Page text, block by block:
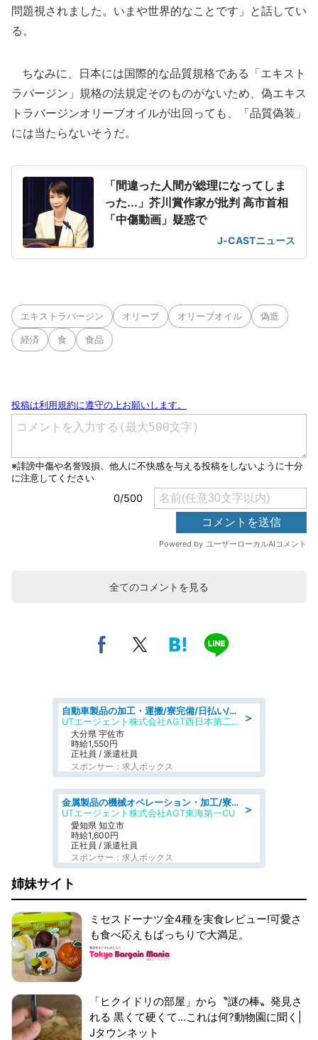
問題視されました。いまや世界的なことです」と話してい
る。
ちなみに、日本には国際的な品質規格である「エキスト
ラバージン」規格の法規定そのものがないため、偽エキス
トラバージンオリーブオイルが出回っても、「品質偽装」
には当たらないそうだ。
「間違った人間が総理になってしま
った...」芥川賞作家が批判 高市首相
「中傷動画」疑惑で
J-CASTニュース
エキストラバージン オリーブ オリーブオイル 偽造
経済 食 食品
全てのコメントを見る
＞
自動車製品の加工・運搬/寮完備/日払い/工場・製造
UTエージェント株式会社AGT西日本第二CU
大分県 宇佐市
時給1,550円
正社員 / 派遣社員
スポンサー：求人ボックス
＞
金属製品の機械オペレーション・加工/寮完備/日払い/工場・製造
UTエージェント株式会社AGT東海第一CU
愛知県 知立市
時給1,600円
正社員 / 派遣社員
スポンサー：求人ボックス
姉妹サイト
ミセスドーナツ全4種を実食レビュー!可愛さ
も食べ応えもばっちりで大満足。
「ヒクイドリの部屋」から〝謎の棒〟発見さ
れる 黒くて硬くて...これは何?動物園に聞く|
Jタウンネット